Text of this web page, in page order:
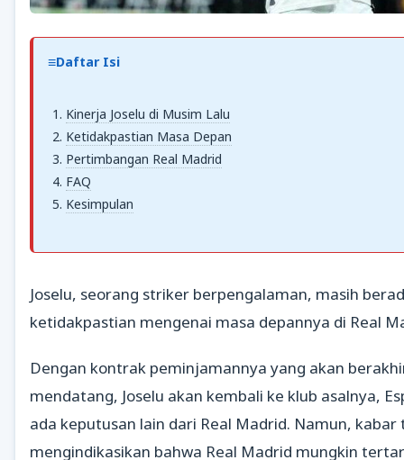
Daftar Isi
Kinerja Joselu di Musim Lalu
Ketidakpastian Masa Depan
Pertimbangan Real Madrid
FAQ
Kesimpulan
Joselu, seorang striker berpengalaman, masih
ketidakpastian mengenai masa depannya di Real
Dengan kontrak peminjamannya yang akan
mendatang, Joselu akan kembali ke klub asalnya,
ada keputusan lain dari Real Madrid. Namun,
mengindikasikan bahwa Real Madrid mungkin